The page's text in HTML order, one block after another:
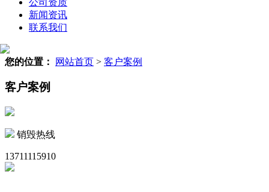
新闻资讯
联系我们
您的位置： 网站首页 > 客户案例
客户案例
销毁热线
13711115910